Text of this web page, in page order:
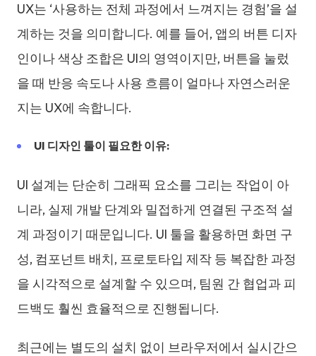
UX는 ‘사용하는 전체 과정에서 느껴지는 경험’을 설
계하는 것을 의미합니다. 예를 들어, 앱의 버튼 디자
인이나 색상 조합은 UI의 영역이지만, 버튼을 눌렀
을 때 반응 속도나 사용 흐름이 얼마나 자연스러운
지는 UX에 속합니다.
UI 디자인 툴이 필요한 이유:
UI 설계는 단순히 그래픽 요소를 그리는 작업이 아
니라, 실제 개발 단계와 밀접하게 연결된 구조적 설
계 과정이기 때문입니다. UI 툴을 활용하면 화면 구
성, 컴포넌트 배치, 프로토타입 제작 등 복잡한 과정
을 시각적으로 설계할 수 있으며, 팀원 간 협업과 피
드백도 훨씬 효율적으로 진행됩니다.
최근에는 별도의 설치 없이 브라우저에서 실시간으